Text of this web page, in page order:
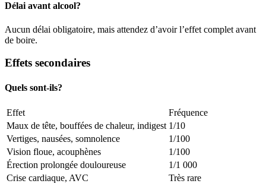
Délai avant alcool?
Aucun délai obligatoire, mais attendez d’avoir l’effet complet avant
de boire.
Effets secondaires
Quels sont-ils?
Effet
Fréquence
Maux de tête, bouffées de chaleur, indigest 1/10
Vertiges, nausées, somnolence
1/100
Vision floue, acouphènes
1/100
Érection prolongée douloureuse
1/1 000
Crise cardiaque, AVC
Très rare